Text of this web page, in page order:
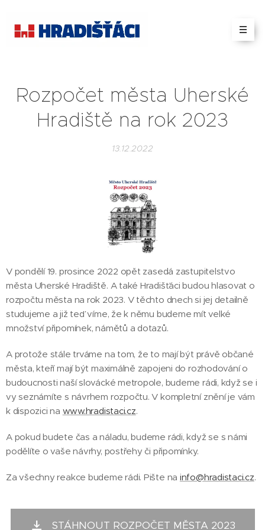
Rozpočet města Uherské
Hradiště na rok 2023
13.12.2022
V pondělí 19. prosince 2022 opět zasedá zastupitelstvo
města Uherské Hradiště. A také Hradišťáci budou hlasovat o
rozpočtu města na rok 2023. V těchto dnech si jej detailně
studujeme a již teď víme, že k němu budeme mít velké
množství připomínek, námětů a dotazů.
A protože stále trváme na tom, že to mají být právě občané
města, kteří mají být maximálně zapojeni do rozhodování o
budoucnosti naší slovácké metropole, budeme rádi, když se i
vy seznámíte s návrhem rozpočtu. V kompletní znění je vám
k dispozici na www.hradistaci.cz.
A pokud budete čas a náladu, budeme rádi, když se s námi
podělíte o vaše návrhy, postřehy či připomínky.
Za všechny reakce budeme rádi. Pište na info@hradistaci.cz.
STÁHNOUT ROZPOČET MĚSTA 2023